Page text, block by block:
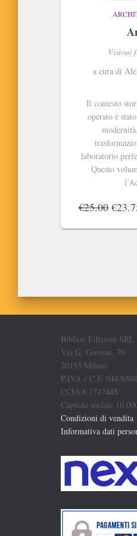
Visioni
a cura di
Il contesto
operato è
laboratorio
Questo
€25.00 Il
€
Biblion Edizioni SRL
Via G. Govone, 70
20155 Milano
P.IVA e C.F.
CCIAA 1747448
Capitale sociale
Condizioni di vendita
Informativa dati